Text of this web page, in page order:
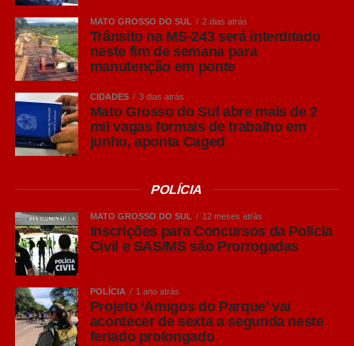
MATO GROSSO DO SUL 2 dias atrás
Trânsito na MS-243 será interditado
neste fim de semana para
manutenção em ponte
CIDADES 3 dias atrás
Mato Grosso do Sul abre mais de 2
mil vagas formais de trabalho em
junho, aponta Caged
POLÍCIA
MATO GROSSO DO SUL 12 meses atrás
Inscrições para Concursos da Polícia
Civil e SAS/MS são Prorrogadas
POLÍCIA 1 ano atrás
Projeto ‘Amigos do Parque’ vai
acontecer de sexta a segunda neste
feriado prolongado